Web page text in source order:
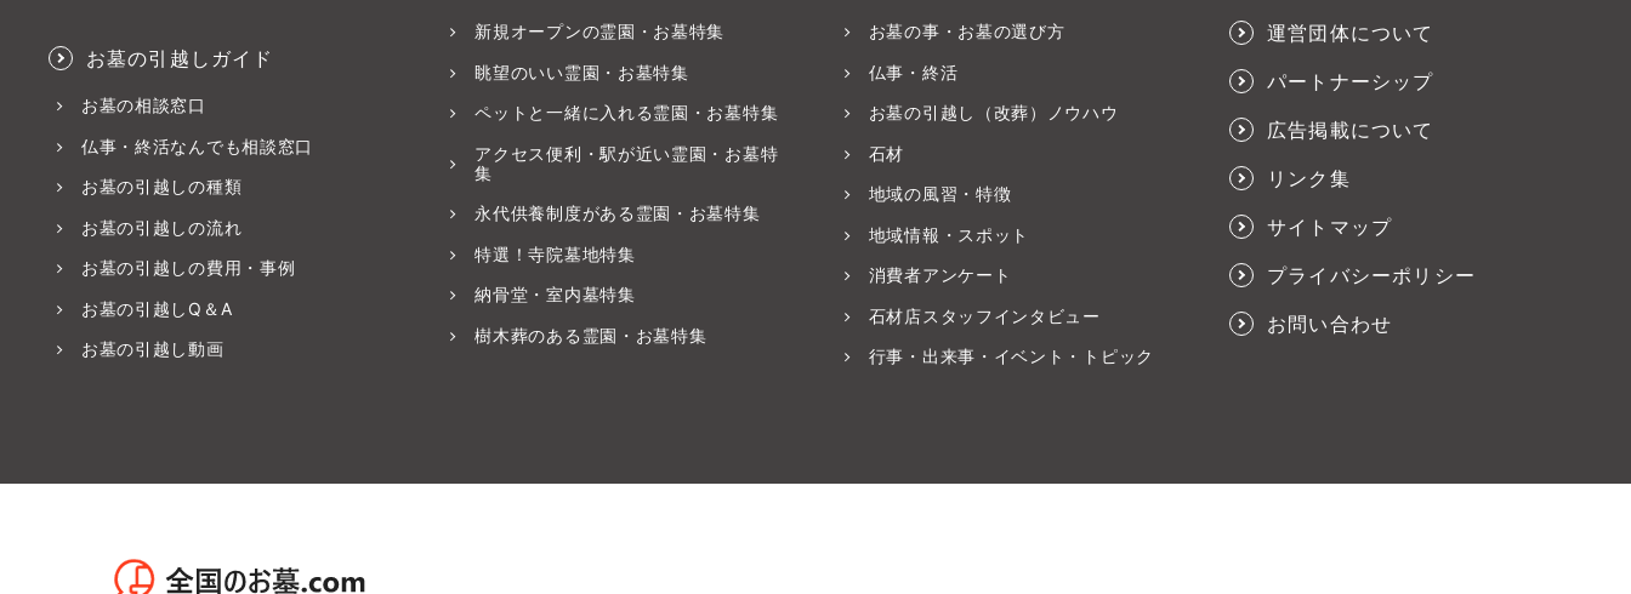
お墓の引越しガイド
お墓の相談窓口
仏事・終活なんでも相談窓口
お墓の引越しの種類
お墓の引越しの流れ
お墓の引越しの費用・事例
お墓の引越しQ＆A
お墓の引越し動画
新規オープンの霊園・お墓特集
眺望のいい霊園・お墓特集
ペットと一緒に入れる霊園・お墓特集
アクセス便利・駅が近い霊園・お墓特
集
永代供養制度がある霊園・お墓特集
特選！寺院墓地特集
納骨堂・室内墓特集
樹木葬のある霊園・お墓特集
お墓の事・お墓の選び方
仏事・終活
お墓の引越し（改葬）ノウハウ
石材
地域の風習・特徴
地域情報・スポット
消費者アンケート
石材店スタッフインタビュー
行事・出来事・イベント・トピック
運営団体について
パートナーシップ
広告掲載について
リンク集
サイトマップ
プライバシーポリシー
お問い合わせ